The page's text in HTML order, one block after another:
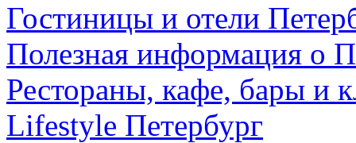
Гостиницы и отели
Полезная информация о
Рестораны, кафе, бары и
Lifestyle Петербург